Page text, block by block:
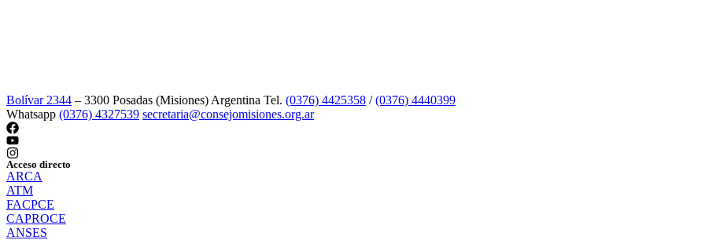
Bolívar 2344 – 3300 Posadas (Misiones) Argentina Tel. (0376) 4425358 /(0376) 4440399
Whatsapp (0376) 4327539 secretaria@consejomisiones.org.ar
Acceso directo
ARCA
ATM
FACPCE
CAPROCE
ANSES